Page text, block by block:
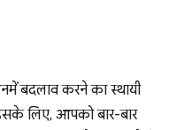
बदलाव करने का स्थायी
लिए, आपको बार-बार